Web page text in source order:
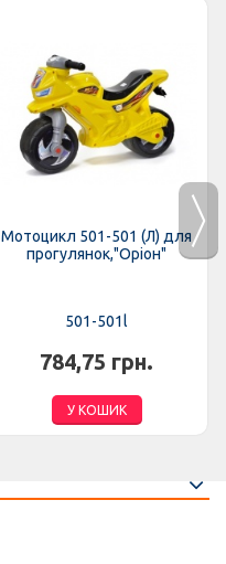
Мотоцикл 501-501 (Л) для
прогулянок,"Оріон"
501-501l
784,75 грн.
У КОШИК